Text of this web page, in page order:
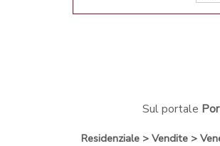
Sul portale
Residenziale > Vendite >